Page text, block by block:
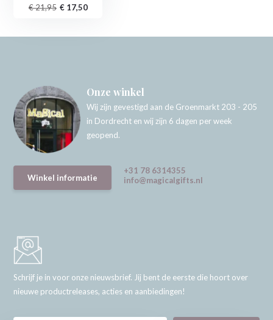
€ 21,95 € 17,50
Onze winkel
Wij zijn gevestigd aan de Groenmarkt 203 - 205
in Dordrecht en wij zijn 6 dagen per week
geopend.
Winkel informatie
+31 78 6314355
info@magicalgifts.nl
Schrijf je in voor onze nieuwsbrief. Jij bent de eerste die hoort over
nieuwe productreleases, acties en aanbiedingen!